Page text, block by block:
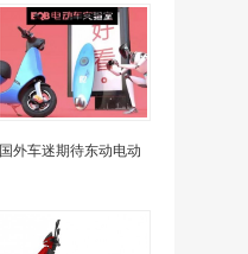
国外车迷期待东动电动